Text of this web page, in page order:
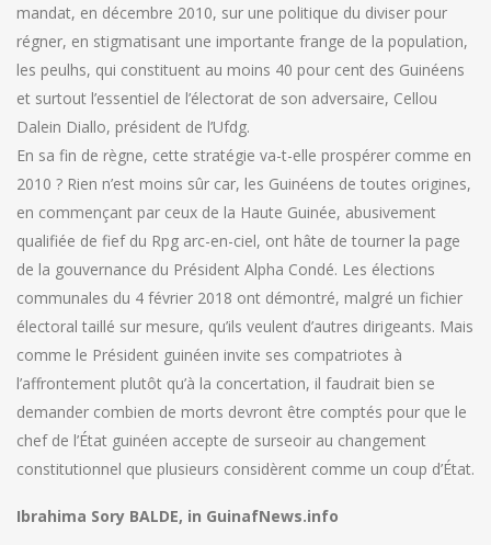
mandat, en décembre 2010, sur une politique du diviser pour
régner, en stigmatisant une importante frange de la population,
les peulhs, qui constituent au moins 40 pour cent des Guinéens
et surtout l’essentiel de l’électorat de son adversaire, Cellou
Dalein Diallo, président de l’Ufdg.
En sa fin de règne, cette stratégie va-t-elle prospérer comme en
2010 ? Rien n’est moins sûr car, les Guinéens de toutes origines,
en commençant par ceux de la Haute Guinée, abusivement
qualifiée de fief du Rpg arc-en-ciel, ont hâte de tourner la page
de la gouvernance du Président Alpha Condé. Les élections
communales du 4 février 2018 ont démontré, malgré un fichier
électoral taillé sur mesure, qu’ils veulent d’autres dirigeants. Mais
comme le Président guinéen invite ses compatriotes à
l’affrontement plutôt qu’à la concertation, il faudrait bien se
demander combien de morts devront être comptés pour que le
chef de l’État guinéen accepte de surseoir au changement
constitutionnel que plusieurs considèrent comme un coup d’État.
Ibrahima Sory BALDE, in GuinafNews.info